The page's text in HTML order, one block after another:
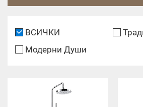
ВСИЧКИ
Модерни Души